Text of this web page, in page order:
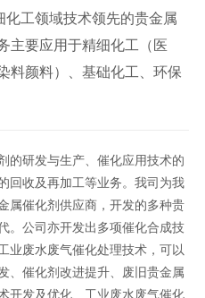
工领域技术领先的贵金属
主要应用于精细化工（医
料颜料）、基础化工、环保
的研发与生产、催化应用技术的
回收及再加工等业务。我司为我
属催化剂供应商，开发的多种贵
。公司亦开发出多项催化合成技
业废水废气催化处理技术，可以
、催化剂改进提升、废旧贵金属
开发及优化、工业废水废气催化